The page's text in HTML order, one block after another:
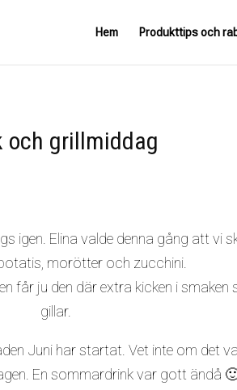
Hem Produkttips och
och grillmiddag
igen. Elina valde denna gång att vi
morötter och zucchini.
får ju den där extra kicken i
gillar.
Juni har startat. Vet inte om det
En sommardrink var gott ändå